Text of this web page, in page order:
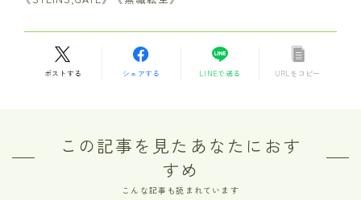
ポストする シェアする LINEで送る URLをコピー
この記事を見たあなたにおす
すめ
こんな記事も読まれています